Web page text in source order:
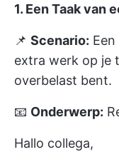
1. Een Taak van
📌 Scenario:
extra werk op je
overbelast bent.
📧 Onderwerp:
Hallo collega,